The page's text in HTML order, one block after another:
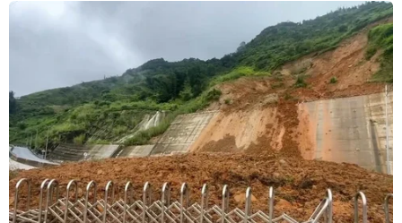
quý 1/2019 tăng trưởng 0,4% so với quý trước đó, gấp